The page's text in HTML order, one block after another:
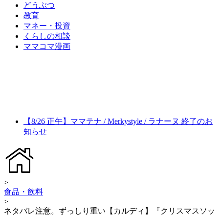
どうぶつ
教育
マネー・投資
くらしの相談
ママコマ漫画
【8/26 正午】ママテナ / Merkystyle / ラナーヌ 終了のお
知らせ
>
食品・飲料
>
ネタバレ注意。ずっしり重い【カルディ】『クリスマスソッ